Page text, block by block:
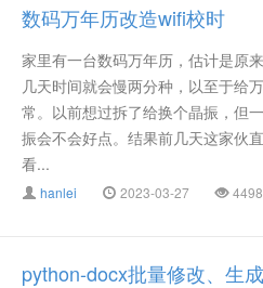
数码万年历改造wifi校时
家里有一台数码万年历，估计是原
几天时间就会慢两分种，以至于给
常。以前想过拆了给换个晶振，但
振会不会好点。结果前几天这家伙
看...
hanlei 2023-03-27
python-docx批量修改、生